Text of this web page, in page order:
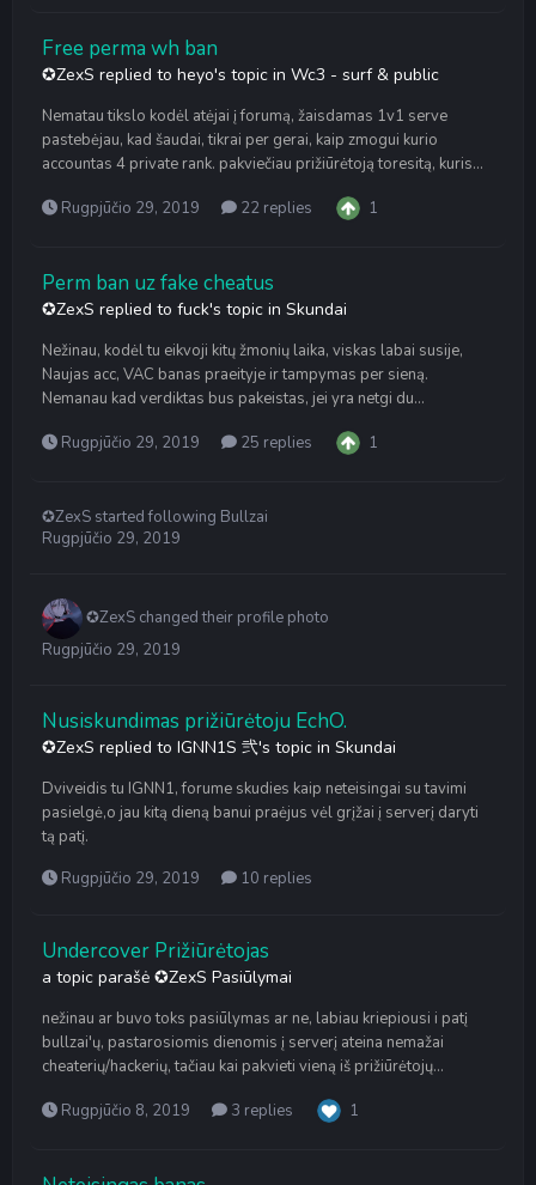
Free perma wh ban
✪ZexS replied to heyo's topic in Wc3 - surf & public
Nematau tikslo kodėl atėjai į forumą, žaisdamas 1v1 serve
pastebėjau, kad šaudai, tikrai per gerai, kaip zmogui kurio
accountas 4 private rank. pakviečiau prižiūrėtoją toresitą, kuris...
Rugpjūčio 29, 2019 22 replies 1
Perm ban uz fake cheatus
✪ZexS replied to fuck's topic in Skundai
Nežinau, kodėl tu eikvoji kitų žmonių laika, viskas labai susije,
Naujas acc, VAC banas praeityje ir tampymas per sieną.
Nemanau kad verdiktas bus pakeistas, jei yra netgi du...
Rugpjūčio 29, 2019 25 replies 1
✪ZexS started following Bullzai
Rugpjūčio 29, 2019
✪ZexS changed their profile photo
Rugpjūčio 29, 2019
Nusiskundimas prižiūrėtoju EchO.
✪ZexS replied to IGNN1S 弐's topic in Skundai
Dviveidis tu IGNN1, forume skudies kaip neteisingai su tavimi
pasielgė,o jau kitą dieną banui praėjus vėl grįžai į serverį daryti
tą patį.
Rugpjūčio 29, 2019
10 replies
Undercover Prižiūrėtojas
a topic parašė ✪ZexS Pasiūlymai
nežinau ar buvo toks pasiūlymas ar ne, labiau kriepiousi i patį
bullzai'ų, pastarosiomis dienomis į serverį ateina nemažai
cheaterių/hackerių, tačiau kai pakvieti vieną iš prižiūrėtojų...
Rugpjūčio 8, 2019 3 replies 1